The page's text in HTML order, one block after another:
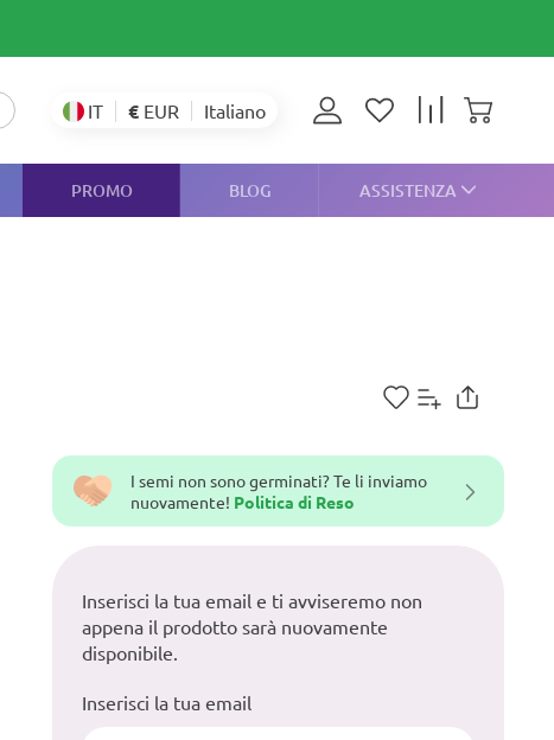
IT € EUR Italiano
PROMO BLOG ASSISTENZA
I semi non sono germinati? Te li inviamo
nuovamente! Politica di Reso
Inserisci la tua email e ti avviseremo non
appena il prodotto sarà nuovamente
disponibile.
Inserisci la tua email